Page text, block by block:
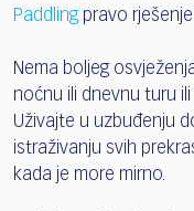
Paddlingpravo rješenje
Nema boljeg
noćnu ili dnevnu turu
Uživajte u uzbuđenju
istraživanju svih
kada je more mirno.